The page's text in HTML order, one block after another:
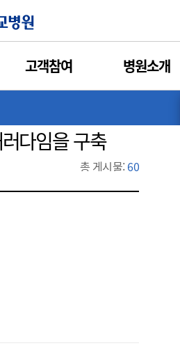
고객참여 병원소개
2002 ~ 현재
다임을 구축
총 게시물: 60